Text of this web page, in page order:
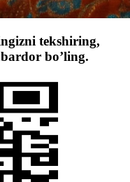
tekshiring,
bo’ling.